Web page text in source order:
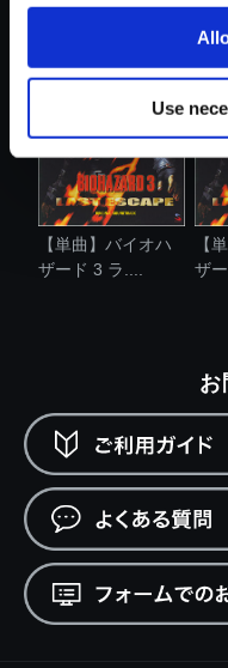
Use
【単曲】バイオハ
【
ザ
【単曲】バイオハ
ザード 3 ラ....
【
ザ
お